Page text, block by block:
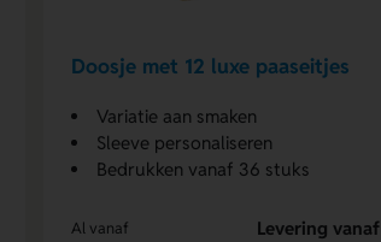
Doosje met 12 luxe paaseitjes
Variatie aan smaken
Sleeve personaliseren
Bedrukken vanaf 36 stuks
Al vanaf
Levering vanaf